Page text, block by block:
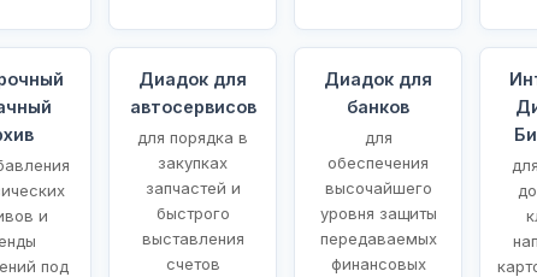
и
под
Диадок для
автосервисов
для порядка в
закупках
запчастей и
быстрого
выставления
счетов
Диадок для
банков
для
обеспечения
высочайшего
уровня защиты
передаваемых
финансовых